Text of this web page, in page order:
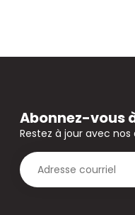
Abonnez-vous
Restez à jour avec